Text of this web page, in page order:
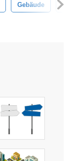
Gebäude